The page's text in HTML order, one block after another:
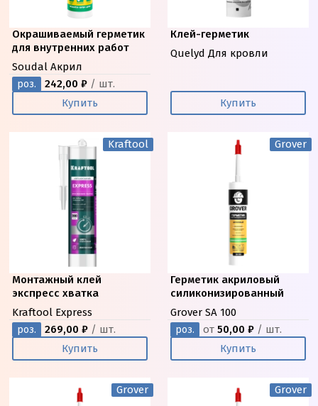
Окрашиваемый герметик
для внутренних работ
Soudal Акрил
роз. 242,00 ₽ / шт.
Купить
Клей-герметик
Quelyd Для кровли
Купить
Kraftool
Монтажный клей
экспресс хватка
Kraftool Express
роз. 269,00 ₽ / шт.
Купить
Grover
Герметик акриловый
силиконизированный
Grover SA 100
роз. от 50,00 ₽ / шт.
Купить
Grover Grover